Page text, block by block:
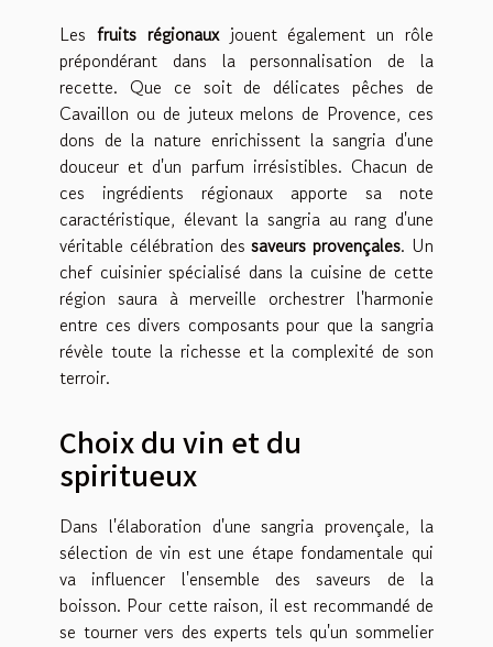
Les fruits régionauxjouent également un rôle
prépondérant dans la personnalisation de la
recette. Que ce soit de délicates pêches de
Cavaillon ou de juteux melons de Provence, ces
dons de la nature enrichissent la sangria d'une
douceur et d'un parfum irrésistibles. Chacun de
ces ingrédients régionaux apporte sa note
caractéristique, élevant la sangria au rang d'une
véritable célébration dessaveurs provençales. Un
chef cuisinier spécialisé dans la cuisine de cette
région saura à merveille orchestrer l'harmonie
entre ces divers composants pour que la sangria
révèle toute la richesse et la complexité de son
terroir.
Choix du vin et du
spiritueux
Dans l'élaboration d'une sangria provençale, la
sélection de vin est une étape fondamentale qui
va influencer l'ensemble des saveurs de la
boisson. Pour cette raison, il est recommandé de
se tourner vers des experts tels qu'un sommelier